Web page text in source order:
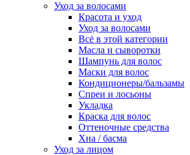
Уход за волосами
Красота и уход
Уход за волосами
Всё в этой категории
Масла и сыворотки
Шампунь для волос
Маски для волос
Кондиционеры/бальзамы
Спреи и лосьоны
Укладка
Краска для волос
Оттеночные средства
Хна / басма
Уход за лицом